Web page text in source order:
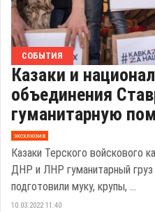
СОБЫТИЯ
Казаки и
объединения
гуманитарную
эксклюзив
Казаки Терского войскового
ДНР и ЛНР гуманитарный
подготовили муку, крупы, ...
10.03.2022 11:40